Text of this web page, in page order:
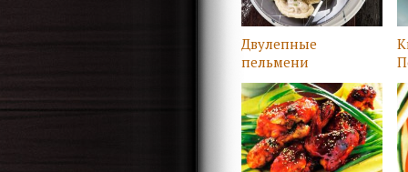
Двулепные
пельмени